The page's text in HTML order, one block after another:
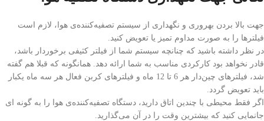
جهت بالا بردن بهروری و نگهداری از سیستم تصفیه‌کننده‌ی هوا، لازم است
فیلترها را به صورت مداوم تمیز یا تعویض کنید.
در نظر داشته باشید که چنانچه سیستم شما از فیلتر کثیفی برخوردار باشد،
قادر نخواهد بود کارکردی مناسب به شما ارائه دهد. همانگونه که قبلا هم گفته
شد، فیلترهای چین‌دار هر 6 تا 12 ماه و فیلترهای کربن فعال هر سه ماه یکبار
باید تعویض گردد.
اگر فقط محیطی با چندین اتاق دارید، دستگاه‌ تصفیه‌کننده‌ی هوا را به گونه ای
جانمایی کنید که بیشترین وقت را در آن می‌گذارید.